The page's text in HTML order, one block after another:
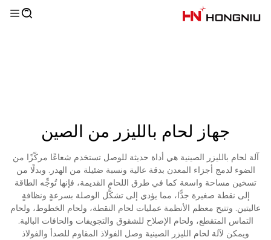
جهاز لحام بالليزر من الصين
آلة لحام بالليزر الصينية هي أداة حديثة للوصل تستخدم شعاعًا مركّزًا من
الضوء لدمج أجزاء المعدن بدقة عالية ونسبة ضئيلة من الهدر. وبدلًا من
تسخين مساحة واسعة كما في طرق اللحام القديمة، فإنها تُوجِّه الطاقة
إلى نقطة صغيرة جدًّا، مما يؤدي إلى تشكُّل الوصلة بسرعةٍ ونظافةٍ
عاليتين. وتتيح معظم الأنظمة عمليات لحام النقطة، ولحام الخطوط، ولحام
التماس المتقطع، ولحام الإصلاح للشقوق والتجويفات والحافات البالية.
ويمكن لآلة لحام الليزر الصينية وصل الفولاذ المقاوم للصدأ والفولاذ